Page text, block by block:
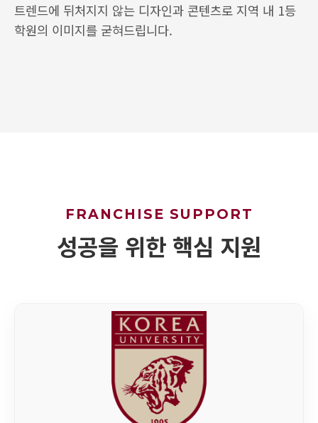
트렌드에 뒤처지지 않는 디자인과 콘텐츠로 지역 내 1등
학원의 이미지를 굳혀드립니다.
FRANCHISE SUPPORT
성공을 위한 핵심 지원